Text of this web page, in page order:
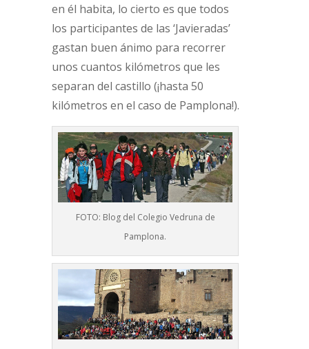
en él habita, lo cierto es que todos
los participantes de las ‘Javieradas’
gastan buen ánimo para recorrer
unos cuantos kilómetros que les
separan del castillo (¡hasta 50
kilómetros en el caso de Pamplona!).
FOTO: Blog del Colegio Vedruna de
Pamplona.